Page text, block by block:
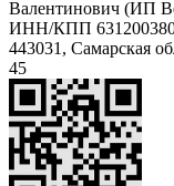
Валентинович (ИП
ИНН/КПП
443031, Самарская
45